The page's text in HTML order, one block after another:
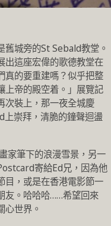
舊城旁的St Sebald教堂。
出這座宏偉的歌德教堂在
真的要重建嗎？似乎把整
上帝的殿空着。」展覽記
次裝上，那一夜全城慶
崇拜，清脆的鐘聲迴盪
家筆下的浪漫雪景，另一
寄給Ed兄，因為他
目，或是在香港電影節一
友。哈哈哈……希望回來
心世界。